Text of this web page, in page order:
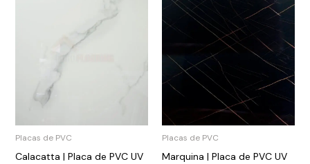
Placas de PVC
Calacatta | Placa de PVC UV
Placas de PVC
Marquina | Placa de PVC UV